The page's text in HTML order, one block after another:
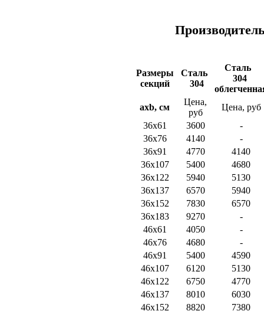
Размеры
секций
Сталь
304
Сталь
304
axb, см
Цена,
руб
Цена, руб
36х61
3600
-
36х76
4140
-
36х91
4770
4140
36х107
5400
4680
36х122
5940
5130
36х137
6570
5940
36х152
7830
6570
36х183
9270
-
46х61
4050
-
46х76
4680
-
46х91
5400
4590
46х107
6120
5130
46х122
6750
4770
46х137
8010
6030
46х152
8820
7380